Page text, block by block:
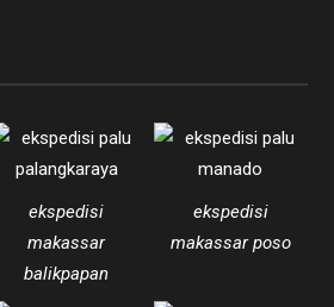
ekspedisi
makassar
balikpapan
ekspedisi
makassar poso